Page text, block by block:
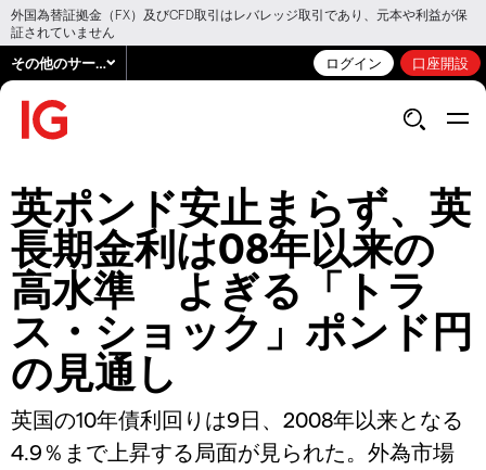
外国為替証拠金（FX）及びCFD取引はレバレッジ取引であり、元本や利益が保
証されていません
その他のサービス ログイン 口座開設
英ポンド安止まらず、英
長期金利は08年以来の
高水準 よぎる「トラ
ス・ショック」ポンド円
の見通し
英国の10年債利回りは9日、2008年以来となる
4.9％まで上昇する局面が見られた。外為市場